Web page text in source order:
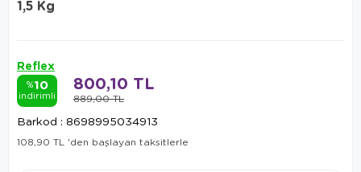
1,5 Kg
Reflex
%10
indirimli 889,00 TL
800,10 TL
Barkod : 8698995034913
108,90 TL 'den başlayan taksitlerle